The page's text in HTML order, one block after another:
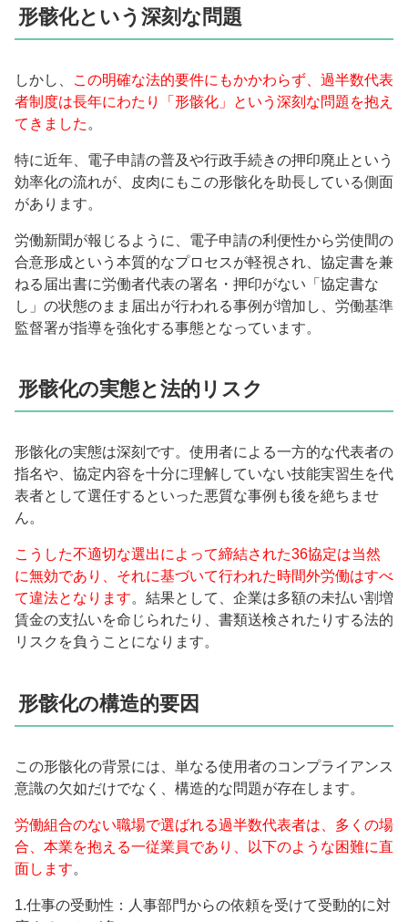
形骸化という深刻な問題
しかし、
この明確な法的要件にもかかわらず、過半数代表
者制度は長年にわたり「形骸化」という深刻な問題を抱え
てきました 。
特に近年、電子申請の普及や行政手続きの押印廃止という
効率化の流れが、皮肉にもこの形骸化を助長している側面
があります。
労働新聞が報じるように、電子申請の利便性から労使間の
合意形成という本質的なプロセスが軽視され、協定書を兼
ねる届出書に労働者代表の署名・押印がない「協定書な
し」の状態のまま届出が行われる事例が増加し、労働基準
監督署が指導を強化する事態となっています。
形骸化の実態と法的リスク
形骸化の実態は深刻です。使用者による一方的な代表者の
指名や、協定内容を十分に理解していない技能実習生を代
表者として選任するといった悪質な事例も後を絶ちませ
ん。
こうした不適切な選出によって締結された36協定は当然
に無効であり、それに基づいて行われた時間外労働はすべ
て違法となります。結果として、企業は多額の未払い割増
賃金の支払いを命じられたり、書類送検されたりする法的
リスクを負うことになります。
形骸化の構造的要因
この形骸化の背景には、単なる使用者のコンプライアンス
意識の欠如だけでなく、構造的な問題が存在します。
労働組合のない職場で選ばれる過半数代表者は、多くの場
合、本業を抱える一従業員であり、以下のような困難に直
面します。
1.仕事の受動性：人事部門からの依頼を受けて受動的に対